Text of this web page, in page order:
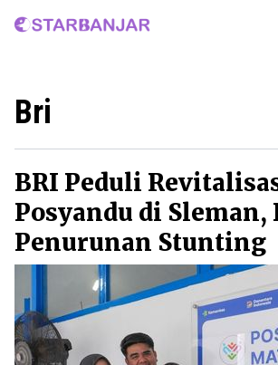
Home
Bri
BRI Peduli
Posyandu di Sleman,
Penurunan Stunting